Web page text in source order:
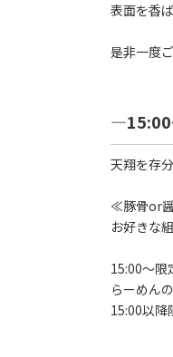
表面を香
是非一度
―15:00
天翔を存
≪豚骨or
お好きな
15:00～限
らーめん
15:00以降